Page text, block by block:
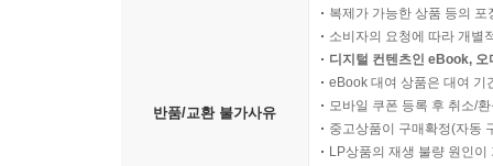
반품/교환 불가사유
복제가 가능한 상품 등의
소비자의 요청에 따라 개별
디지털 컨텐츠인 eBook,
eBook 대여 상품은 대여 기
모바일 쿠폰 등록 후 취소/
중고상품이 구매확정(자동
LP상품의 재생 불량 원인